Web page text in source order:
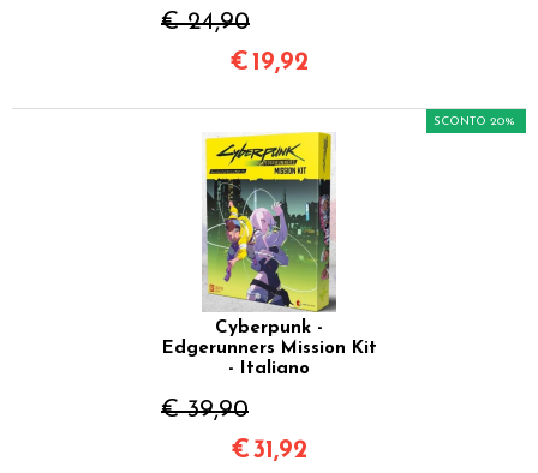
€ 24,90
€ 19,92
Cyberpunk -
Edgerunners Mission Kit
- Italiano
€ 39,90
SCONTO 20%
€31,92